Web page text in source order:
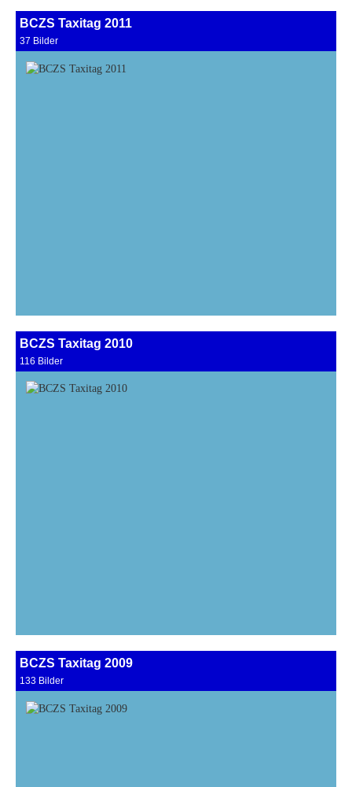
BCZS Taxitag 2011
37 Bilder
BCZS Taxitag 2010
116 Bilder
BCZS Taxitag 2009
133 Bilder